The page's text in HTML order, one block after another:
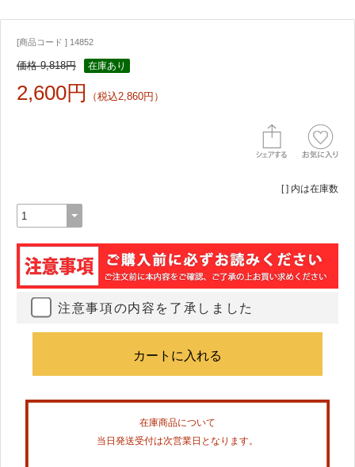
[商品コード ] 14852
価格 9,818円 在庫あり
2,600円 （税込2,860円）
[ ] 内は在庫数
注意事項の内容を了承しました
在庫商品について
当日発送受付は次営業日となります。